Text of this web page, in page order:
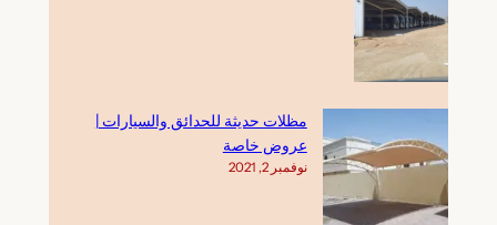
مظلات حديثة للحدائق والسيارات |
عروض خاصة
نوفمبر 2, 2021